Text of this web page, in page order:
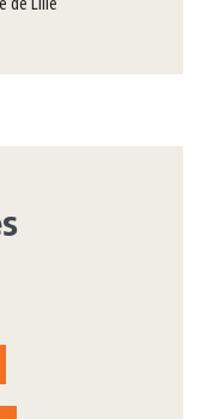
de Lille